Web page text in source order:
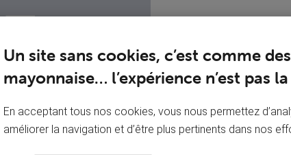
E
Un site sans cookies, c’est comme
mayonnaise… l’expérience n’est pas
En acceptant tous nos cookies, vous nous permettez
améliorer la navigation et d’être plus pertinents dans nos